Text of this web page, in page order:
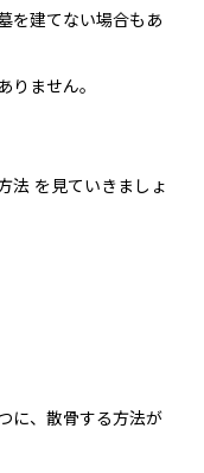
を建てない場合もあ
りません。
法 を見ていきましょ
に、散骨する方法が